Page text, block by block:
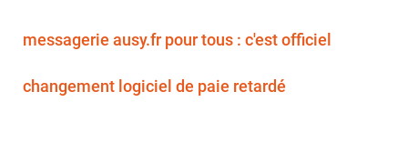
messagerie ausy.fr pour tous : c'est officiel
changement logiciel de paie retardé